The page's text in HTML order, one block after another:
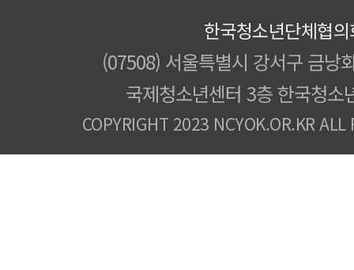
한국청소년단체협
(07508) 서울특별시 강서구 금낭
국제청소년센터 3층 한국청소
COPYRIGHT 2023 NCYOK.OR.KR ALL